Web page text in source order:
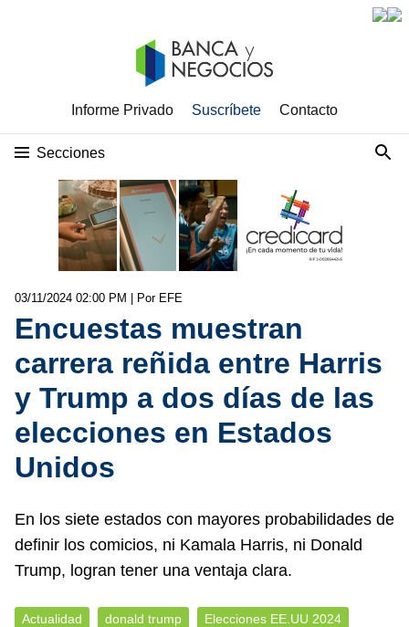
Informe Privado Suscríbete Contacto
Secciones
03/11/2024 02:00 PM | Por EFE
Encuestas muestran
carrera reñida entre Harris
y Trump a dos días de las
elecciones en Estados
Unidos
En los siete estados con mayores probabilidades de
definir los comicios, ni Kamala Harris, ni Donald
Trump, logran tener una ventaja clara.
Actualidad donald trump Elecciones EE.UU 2024